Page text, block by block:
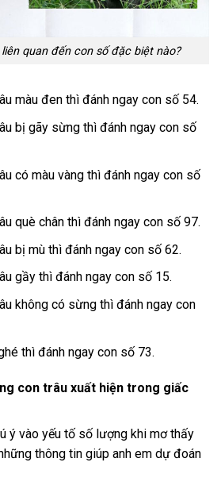
quan đến con số đặc biệt nào?
màu đen thì đánh ngay con số 54.
bị gãy sừng thì đánh ngay con số
có màu vàng thì đánh ngay con số
què chân thì đánh ngay con số 97.
bị mù thì đánh ngay con số 62.
gầy thì đánh ngay con số 15.
không có sừng thì đánh ngay con
thì đánh ngay con số 73.
con trâu xuất hiện trong giấc
ý vào yếu tố số lượng khi mơ thấy
thông tin giúp anh em dự đoán